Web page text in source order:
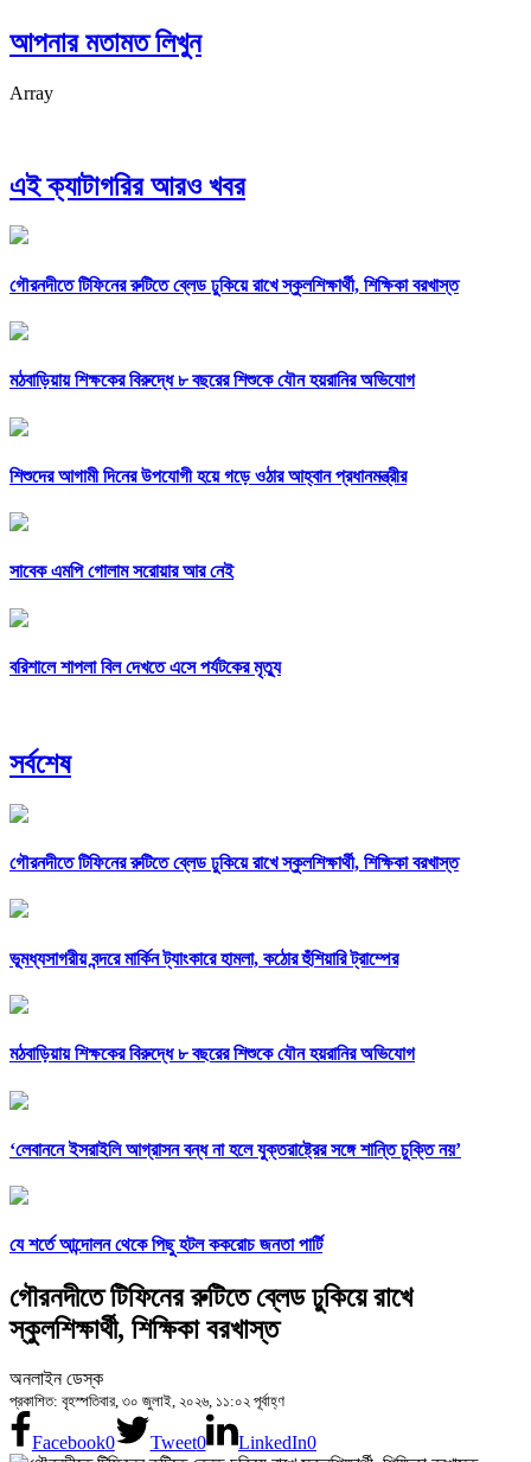
আপনার মতামত লিখুন
Array
এই ক্যাটাগরির আরও খবর
গৌরনদীতে টিফিনের রুটিতে ব্লেড ঢুকিয়ে রাখে স্কুলশিক্ষার্থী, শিক্ষিকা বরখাস্ত
মঠবাড়িয়ায় শিক্ষকের বিরুদ্ধে ৮ বছরের শিশুকে যৌন হয়রানির অভিযোগ
শিশুদের আগামী দিনের উপযোগী হয়ে গড়ে ওঠার আহ্বান প্রধানমন্ত্রীর
সাবেক এমপি গোলাম সরোয়ার আর নেই
বরিশালে শাপলা বিল দেখতে এসে পর্যটকের মৃত্যু
সর্বশেষ
গৌরনদীতে টিফিনের রুটিতে ব্লেড ঢুকিয়ে রাখে স্কুলশিক্ষার্থী, শিক্ষিকা বরখাস্ত
ভূমধ্যসাগরীয় বন্দরে মার্কিন ট্যাংকারে হামলা, কঠোর হুঁশিয়ারি ট্রাম্পের
মঠবাড়িয়ায় শিক্ষকের বিরুদ্ধে ৮ বছরের শিশুকে যৌন হয়রানির অভিযোগ
‘লেবাননে ইসরাইলি আগ্রাসন বন্ধ না হলে যুক্তরাষ্ট্রের সঙ্গে শান্তি চুক্তি নয়’
যে শর্তে আন্দোলন থেকে পিছু হটল ককরোচ জনতা পার্টি
গৌরনদীতে টিফিনের রুটিতে ব্লেড ঢুকিয়ে রাখে
স্কুলশিক্ষার্থী, শিক্ষিকা বরখাস্ত
অনলাইন ডেস্ক
প্রকাশিত: বৃহস্পতিবার, ৩০ জুলাই, ২০২৬, ১১:০২ পূর্বাহ্ণ
Facebook0 Tweet0 LinkedIn0